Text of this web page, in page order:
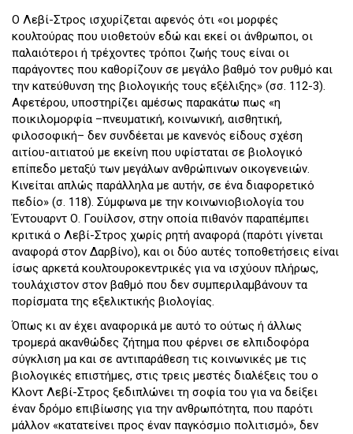
Ο Λεβί-Στρος ισχυρίζεται αφενός ότι «οι μορφές
κουλτούρας που υιοθετούν εδώ και εκεί οι άνθρωποι, οι
παλαιότεροι ή τρέχοντες τρόποι ζωής τους είναι οι
παράγοντες που καθορίζουν σε μεγάλο βαθμό τον ρυθμό και
την κατεύθυνση της βιολογικής τους εξέλιξης» (σσ. 112-3).
Αφετέρου, υποστηρίζει αμέσως παρακάτω πως «η
ποικιλομορφία –πνευματική, κοινωνική, αισθητική,
φιλοσοφική– δεν συνδέεται με κανενός είδους σχέση
αιτίου-αιτιατού με εκείνη που υφίσταται σε βιολογικό
επίπεδο μεταξύ των μεγάλων ανθρώπινων οικογενειών.
Κινείται απλώς παράλληλα με αυτήν, σε ένα διαφορετικό
πεδίο» (σ. 118). Σύμφωνα με την κοινωνιοβιολογία του
Έντουαρντ Ο. Γουίλσον, στην οποία πιθανόν παραπέμπει
κριτικά ο Λεβί-Στρος χωρίς ρητή αναφορά (παρότι γίνεται
αναφορά στον Δαρβίνο), και οι δύο αυτές τοποθετήσεις είναι
ίσως αρκετά κουλτουροκεντρικές για να ισχύουν πλήρως,
τουλάχιστον στον βαθμό που δεν συμπεριλαμβάνουν τα
πορίσματα της εξελικτικής βιολογίας.
Όπως κι αν έχει αναφορικά με αυτό το ούτως ή άλλως
τρομερά ακανθώδες ζήτημα που φέρνει σε ελπιδοφόρα
σύγκλιση μα και σε αντιπαράθεση τις κοινωνικές με τις
βιολογικές επιστήμες, στις τρεις μεστές διαλέξεις του ο
Κλοντ Λεβί-Στρος ξεδιπλώνει τη σοφία του για να δείξει
έναν δρόμο επιβίωσης για την ανθρωπότητα, που παρότι
μάλλον «κατατείνει προς έναν παγκόσμιο πολιτισμό», δεν